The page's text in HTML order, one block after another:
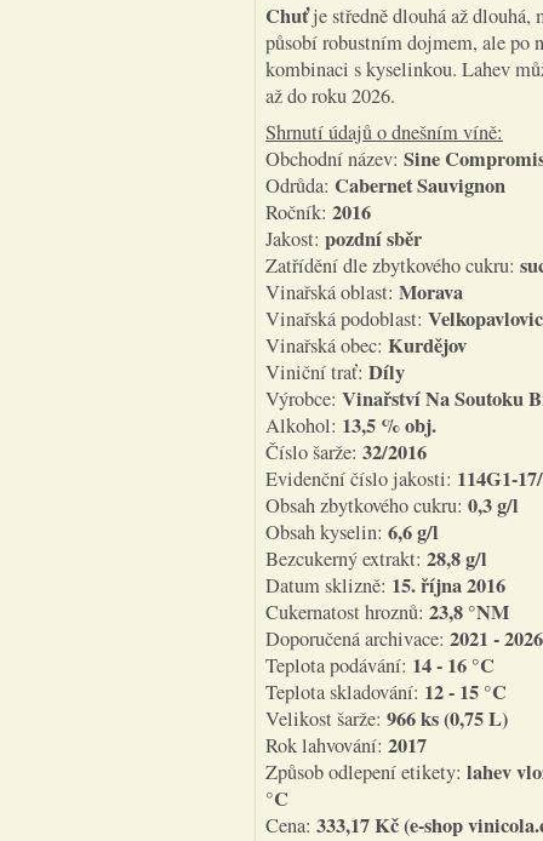
Chuťje středně dlouhá až dlouhá,
působí robustním dojmem, ale po
kombinaci s kyselinkou. Lahev
až do roku 2026.
Shrnutí údajů o dnešním víně:
Obchodní název: Sine
Odrůda: Cabernet Sauvignon
Ročník: 2016
Jakost: pozdní sběr
Zatřídění dle zbytkového cukru:
Vinařská oblast: Morava
Vinařská podoblast:
Vinařská obec: Kurdějov
Viniční trať: Díly
Výrobce: Vinařství Na Soutoku
Alkohol: 13,5 % obj.
Číslo šarže: 32/2016
Evidenční číslo jakosti: 114G1-
Obsah zbytkového cukru: 0,3 g/l
Obsah kyselin: 6,6 g/l
Bezcukerný extrakt: 28,8 g/l
Datum sklizně: 15. října 2016
Cukernatost hroznů: 23,8 °NM
Doporučená archivace: 2021 - 2026
Teplota podávání: 14 - 16 °C
Teplota skladování: 12 - 15 °C
Velikost šarže: 966 ks (0,75 L)
Rok lahvování: 2017
Způsob odlepení etikety: lahev
°C
Cena: 333,17 Kč (e-shop